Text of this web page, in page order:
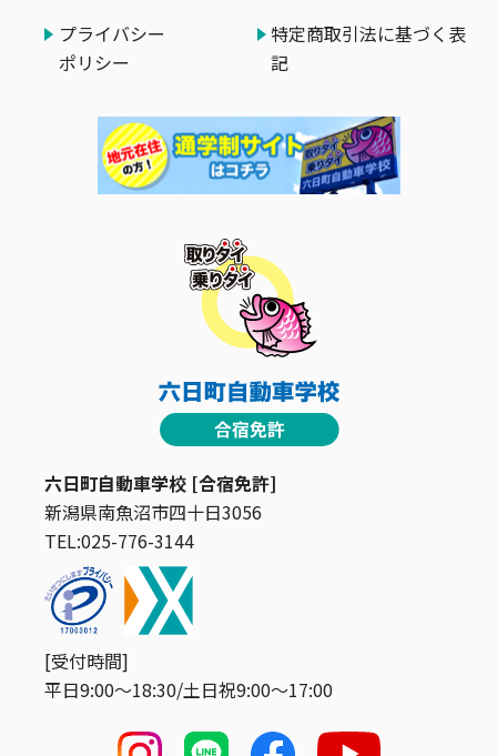
六日町自動車学校 [合宿免許]
新潟県南魚沼市四十日3056
TEL:025-776-3144
[受付時間]
平日9:00〜18:30/土日祝9:00〜17:00
プライバシー
ポリシー
特定商取引法に基づく表
記